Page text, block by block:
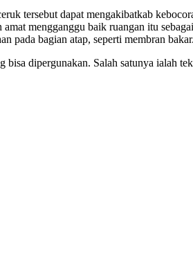
tersebut dapat mengakibatkab
mengganggu baik ruangan itu
pada bagian atap, seperti membran bakar.
bisa dipergunakan. Salah satunya ialah